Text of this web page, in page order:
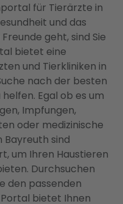
für Tierärzte in
und das
geht, sind Sie
bietet eine
und Tierkliniken in
nach der besten
Egal ob es um
Impfungen,
oder medizinische
Bayreuth sind
um Ihren Haustieren
Durchsuchen
den passenden
bietet Ihnen